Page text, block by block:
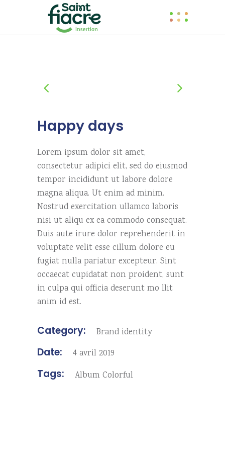
Happy days
Lorem ipsum dolor sit amet,
consectetur adipici elit, sed do eiusmod
tempor incididunt ut labore dolore
magna aliqua. Ut enim ad minim.
Nostrud exercitation ullamco laboris
nisi ut aliqu ex ea commodo consequat.
Duis aute irure dolor reprehenderit in
voluptate velit esse cillum dolore eu
fugiat nulla pariatur excepteur. Sint
occaecat cupidatat non proident, sunt
in culpa qui officia deserunt mo llit
anim id est.
Category: Brand identity
Date: 4 avril 2019
Tags: Album Colorful